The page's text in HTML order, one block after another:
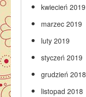
kwiecień 2019
marzec 2019
luty 2019
styczeń 2019
grudzień 2018
listopad 2018